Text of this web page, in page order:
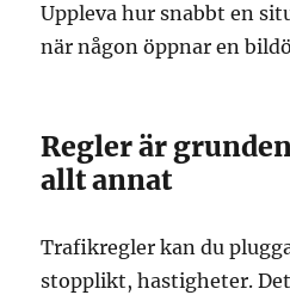
Uppleva hur snabbt en
när någon öppnar en
Regler är
allt annat
Trafikregler kan du
stopplikt, hastigheter.